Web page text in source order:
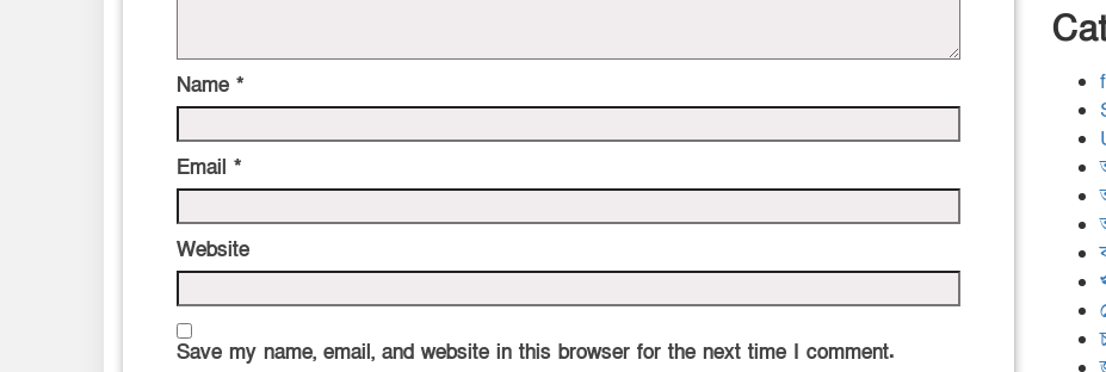
Name *
Email *
Website
Save my name, email, and website in this browser for the next time I comment.